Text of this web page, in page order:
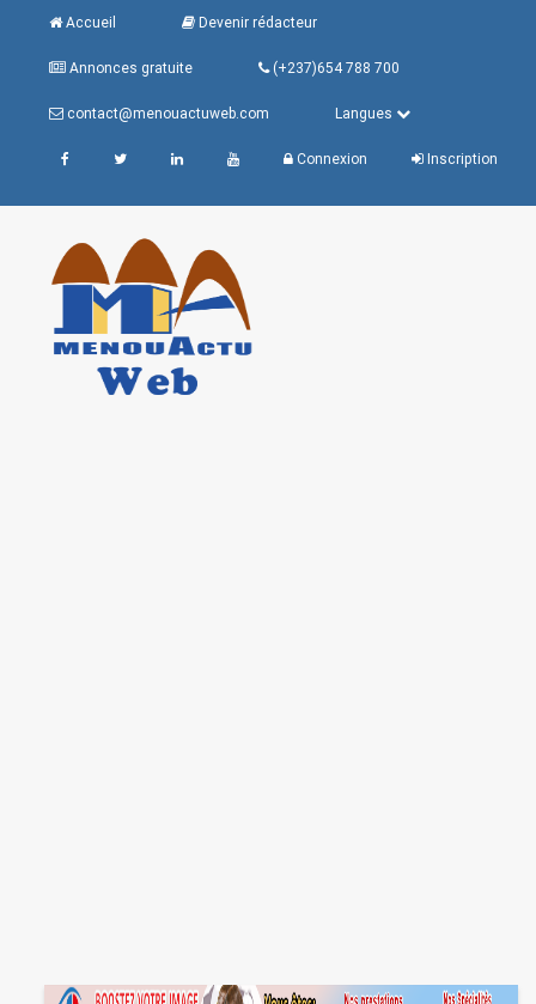
Accueil Devenir rédacteur
Annonces gratuite (+237)654 788 700
contact@menouactuweb.com Langues
Connexion Inscription